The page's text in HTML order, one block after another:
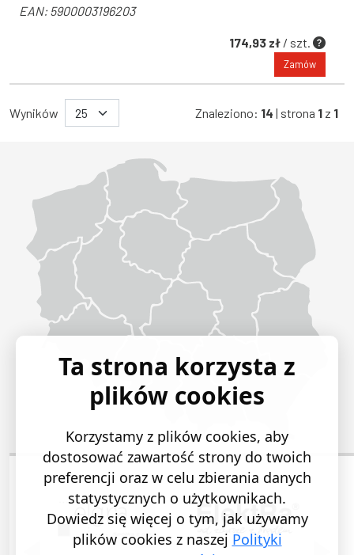
EAN:5900003196203
174,93 zł / szt.
Zamów
Wyników Znaleziono: 14 | strona 1 z 1
POPRZEDNI SLAJD
Ta strona korzysta z
plików cookies
Korzystamy z plików cookies, aby
dostosować zawartość strony do twoich
preferencji oraz w celu zbierania danych
statystycznych o użytkownikach.
Dowiedz się więcej o tym, jak używamy
plików cookies z naszej Polityki